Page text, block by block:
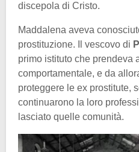
discepola di Cristo.
Maddalena aveva
prostituzione. Il vescovo di
primo istituto che prendeva
comportamentale, e da
proteggere le ex prostitute,
continuarono la loro
lasciato quelle comunità.